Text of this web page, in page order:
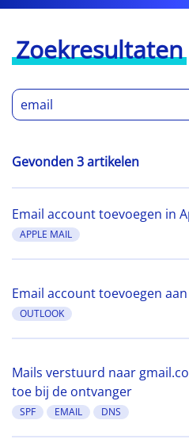
Zoekresultaten
Gevonden 3 artikelen
Email account toevoegen in
APPLE MAIL
Email account toevoegen
OUTLOOK
Mails verstuurd naar
toe bij de ontvanger
SPF EMAIL DNS